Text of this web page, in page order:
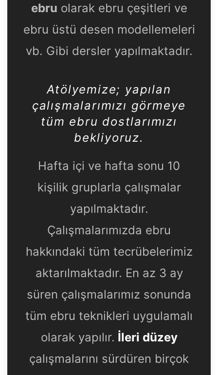
ebru olarak ebru çeşitleri ve
ebru üstü desen modellemeleri
vb. Gibi dersler yapılmaktadır.
Atölyemize; yapılan
çalışmalarımızı görmeye
tüm ebru dostlarımızı
bekliyoruz.
Hafta içi ve hafta sonu 10
kişilik gruplarla çalışmalar
yapılmaktadır.
Çalışmalarımızda ebru
hakkındaki tüm tecrübelerimiz
aktarılmaktadır. En az 3 ay
süren çalışmalarımız sonunda
tüm ebru teknikleri uygulamalı
olarak yapılır. İleri düzey
çalışmalarını sürdüren birçok